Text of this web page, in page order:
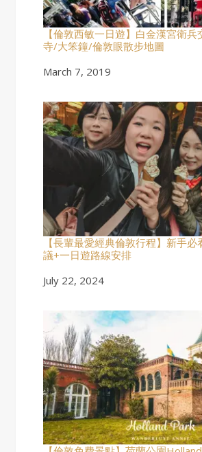
【倫敦西敏一日遊】白金漢宮衛
寺/大笨鐘/倫敦眼散步地圖
Date
March 7, 2019
【長輩最愛經典倫敦行程】新手
議+一日遊路線安排
Date
July 22, 2024